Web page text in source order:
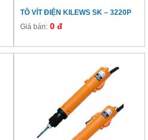
TÔ VÍT ĐIỆN KILEWS SK – 3220P
Giá bán:0 đ